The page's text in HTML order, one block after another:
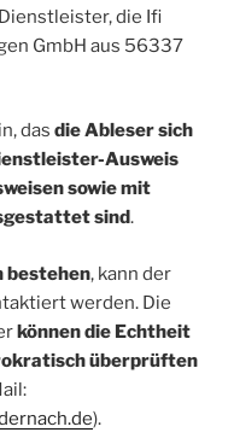
die Ifi
GmbH aus 56337
das die Ableser sich
Ausweis
sowie mit
sind.
bestehen, kann der
werden. Die
können die Echtheit
überprüften
).